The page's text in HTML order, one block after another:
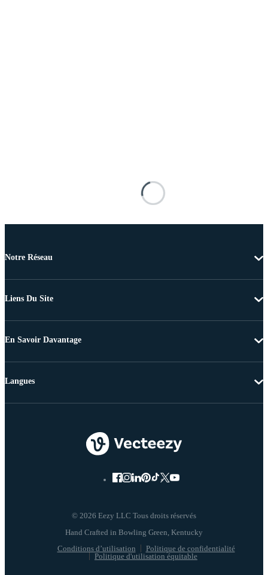
Notre Réseau
Liens Du Site
En Savoir Davantage
© 2026 Eezy LLC Tous droits réservés
Conditions d’utilisation
Politique de confidentialité
Politique d'utilisation équitable
Langues